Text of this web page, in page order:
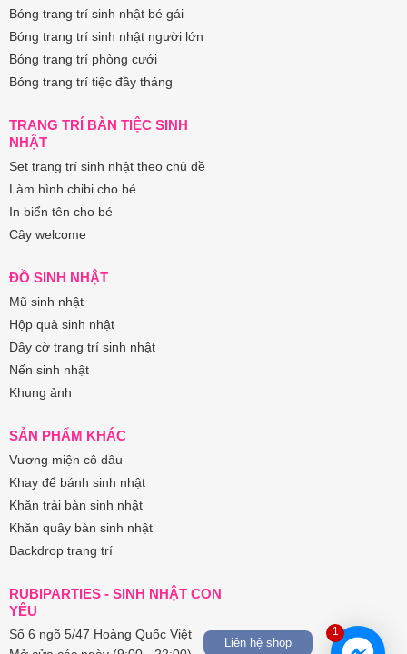
1
Liên hệ shop
Bóng trang trí sinh nhật bé gái
Bóng trang trí sinh nhật người lớn
Bóng trang trí phòng cưới
Bóng trang trí tiệc đầy tháng
TRANG TRÍ BÀN TIỆC SINH
NHẬT
Set trang trí sinh nhật theo chủ đề
Làm hình chibi cho bé
In biển tên cho bé
Cây welcome
ĐỒ SINH NHẬT
Mũ sinh nhật
Hộp quà sinh nhật
Dây cờ trang trí sinh nhật
Nến sinh nhật
Khung ảnh
SẢN PHẨM KHÁC
Vương miện cô dâu
Khay để bánh sinh nhật
Khăn trải bàn sinh nhật
Khăn quây bàn sinh nhật
Backdrop trang trí
RUBIPARTIES - SINH NHẬT CON
YÊU
Số 6 ngõ 5/47 Hoàng Quốc Việt